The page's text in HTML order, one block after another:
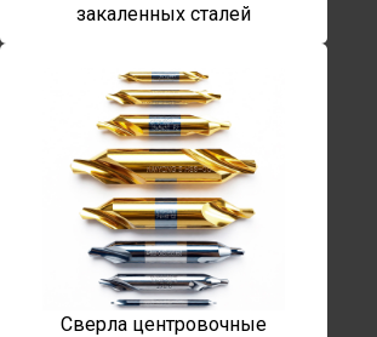
закаленных сталей
Сверла центровочные